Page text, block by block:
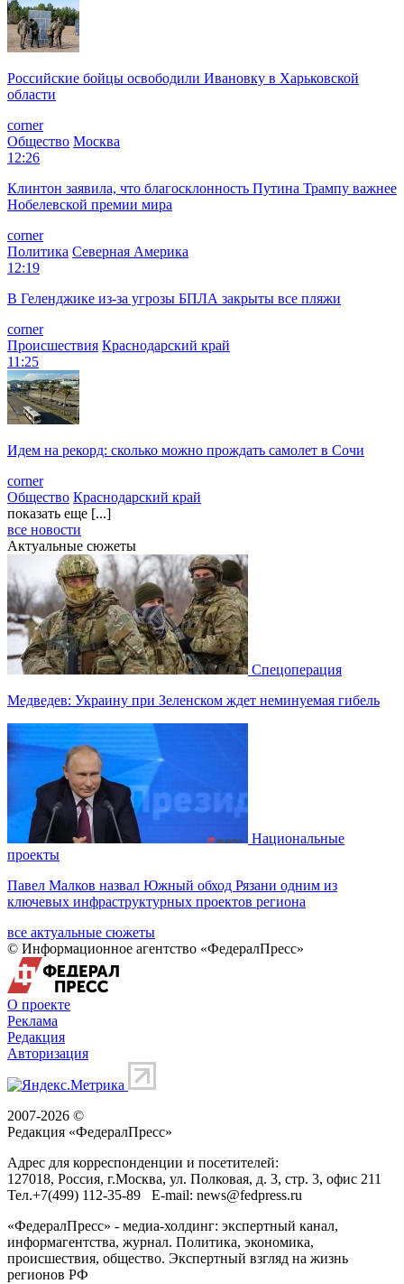
Российские бойцы освободили Ивановку в Харьковской
области
corner
Общество Москва
12:26
Клинтон заявила, что благосклонность Путина Трампу важнее
Нобелевской премии мира
corner
Политика Северная Америка
12:19
В Геленджике из-за угрозы БПЛА закрыты все пляжи
corner
Происшествия Краснодарский край
11:25
Идем на рекорд: сколько можно прождать самолет в Сочи
corner
Общество Краснодарский край
показать еще [...]
все новости
Актуальные сюжеты
Спецоперация
Медведев: Украину при Зеленском ждет неминуемая гибель
Национальные
проекты
Павел Малков назвал Южный обход Рязани одним из
ключевых инфраструктурных проектов региона
все актуальные сюжеты
© Информационное агентство «ФедералПресс»
О проекте
Реклама
Редакция
Авторизация
2007-2026 ©
Редакция «ФедералПресс»
Адрес для корреспонденции и посетителей:
127018, Россия, г.Москва, ул. Полковая, д. 3, стр. 3, офис 211
Тел.+7(499) 112-35-89 E-mail: news@fedpress.ru
«ФедералПресс» - медиа-холдинг: экспертный канал,
информагентства, журнал. Политика, экономика,
происшествия, общество. Экспертный взгляд на жизнь
регионов РФ